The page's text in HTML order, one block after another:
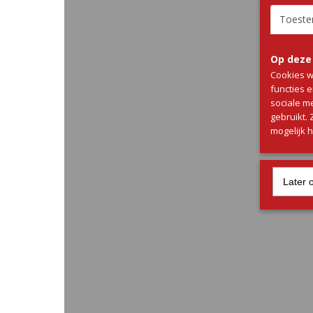
€ 7,70
Op
Cookies
functies
sociale
gebruikt.
mogelijk
Later